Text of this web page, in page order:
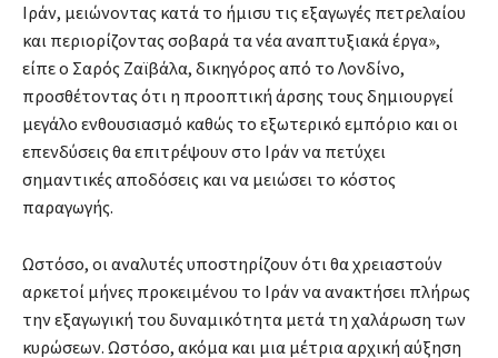
Ιράν, μειώνοντας κατά το ήμισυ τις εξαγωγές πετρελαίου
και περιορίζοντας σοβαρά τα νέα αναπτυξιακά έργα»,
είπε ο Σαρός Ζαϊβάλα, δικηγόρος από το Λονδίνο,
προσθέτοντας ότι η προοπτική άρσης τους δημιουργεί
μεγάλο ενθουσιασμό καθώς το εξωτερικό εμπόριο και οι
επενδύσεις θα επιτρέψουν στο Ιράν να πετύχει
σημαντικές αποδόσεις και να μειώσει το κόστος
παραγωγής.
Ωστόσο, οι αναλυτές υποστηρίζουν ότι θα χρειαστούν
αρκετοί μήνες προκειμένου το Ιράν να ανακτήσει πλήρως
την εξαγωγική του δυναμικότητα μετά τη χαλάρωση των
κυρώσεων. Ωστόσο, ακόμα και μια μέτρια αρχική αύξηση